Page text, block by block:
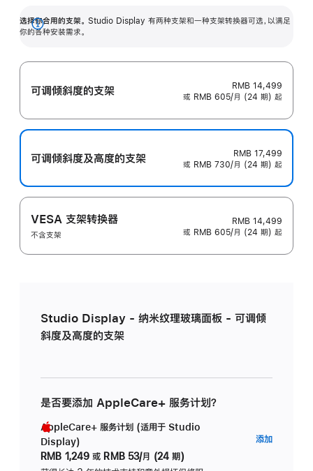
选择你合用的支架。 Studio Display 有两种支架和一种支架转换器可选，以满足
你的各种安装需求。
展
可调倾斜度的支架
RMB 14,499
或 RMB 605/月 (24 期) 起
可调倾斜度及高‍度的支‍架
RMB 17,499
或 RMB 730/月 (24 期) 起
VESA 支架转换器
不含支架
RMB 14,499
或 RMB 605/月 (24 期) 起
Studio Display - 纳米纹理玻璃面板 - 可调倾
斜度及高度的支架
是否要添加 AppleCare+ 服务计划？
AppleCare+ 服务计划 (适用于 Studio
Display)
RMB 1,249 或 RMB 53/月 (24 期)
添加